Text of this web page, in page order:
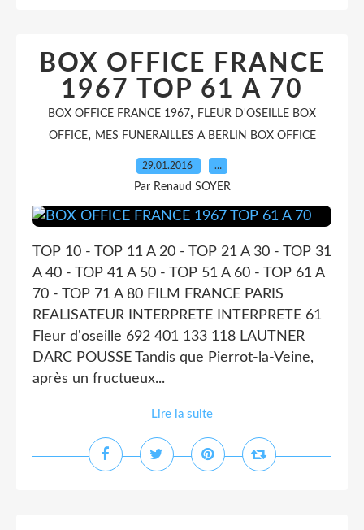
BOX OFFICE FRANCE
1967 TOP 61 A 70
BOX OFFICE FRANCE 1967, FLEUR D'OSEILLE BOX
OFFICE, MES FUNERAILLES A BERLIN BOX OFFICE
29.01.2016 …
Par Renaud SOYER
TOP 10 - TOP 11 A 20 - TOP 21 A 30 - TOP 31
A 40 - TOP 41 A 50 - TOP 51 A 60 - TOP 61 A
70 - TOP 71 A 80 FILM FRANCE PARIS
REALISATEUR INTERPRETE INTERPRETE 61
Fleur d'oseille 692 401 133 118 LAUTNER
DARC POUSSE Tandis que Pierrot-la-Veine,
après un fructueux...
Lire la suite